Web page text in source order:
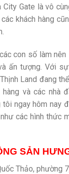
Gate là vô
khách hàng
con số làm nên
ấn tượng. Với
Land đang
hàng và các nhà
tôi ngay hôm nay
các hình thức
SẢN
Thảo, phường